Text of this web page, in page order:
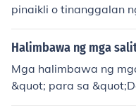
g mga idyoma ay
w-araw na usapan
a pagpapahayag.
pinaikli o tinanggalan
ay &quot;Dr.&quot;
Ms.&quot; para sa
ng ginagamit sa mga
ng kumpanya. Ang
Halimbawa ng mga
Mga halimbawa ng
&quot; para sa
ra sa